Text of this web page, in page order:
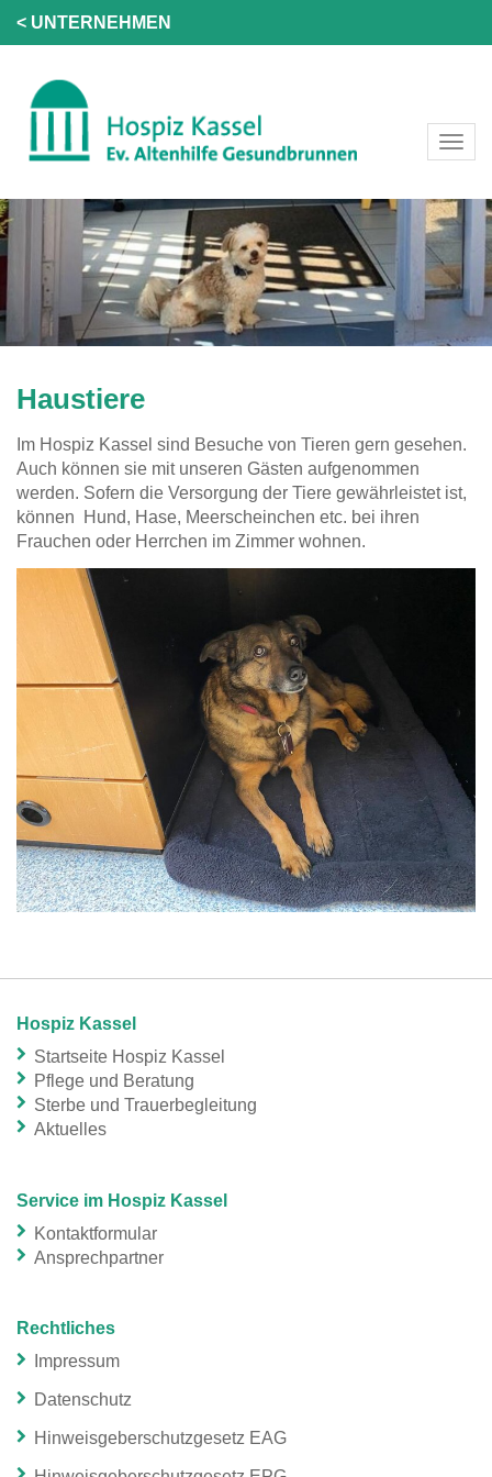
< UNTERNEHMEN
Haustiere
Im Hospiz Kassel sind Besuche von Tieren gern gesehen.
Auch können sie mit unseren Gästen aufgenommen
werden. Sofern die Versorgung der Tiere gewährleistet ist,
können Hund, Hase, Meerscheinchen etc. bei ihren
Frauchen oder Herrchen im Zimmer wohnen.
Hospiz Kassel
Startseite Hospiz Kassel
Pflege und Beratung
Sterbe und Trauerbegleitung
Aktuelles
Service im Hospiz Kassel
Kontaktformular
Ansprechpartner
Rechtliches
Impressum
Datenschutz
Hinweisgeberschutzgesetz EAG